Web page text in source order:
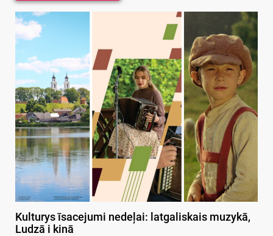
Kulturys īsacejumi nedeļai: latgaliskais muzykā,
Ludzā i kinā